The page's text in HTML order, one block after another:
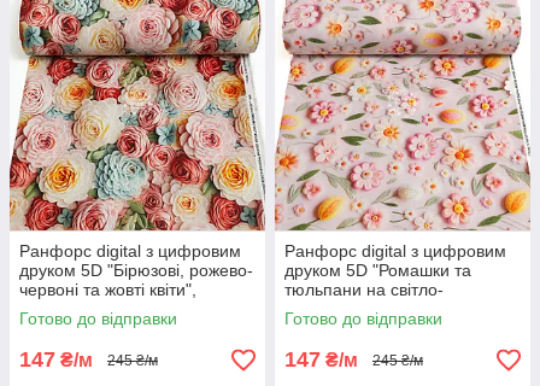
Ранфорс digital з цифровим
друком 5D "Бірюзові, рожево-
червоні та жовті квіти",
№5540
Готово до відправки
147 ₴/м 245 ₴/м
Ранфорс digital з цифровим
друком 5D "Ромашки та
тюльпани на світло-
рожевому тлі", №5542
Готово до відправки
147 ₴/м 245 ₴/м